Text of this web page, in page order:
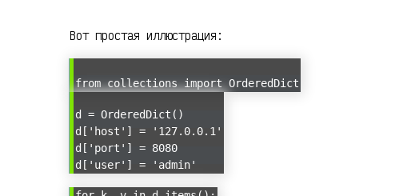
Вот простая иллюстрация:
from collections import OrderedDict
d = OrderedDict()
d['host'] = '127.0.0.1'
d['port'] = 8080
d['user'] = 'admin'